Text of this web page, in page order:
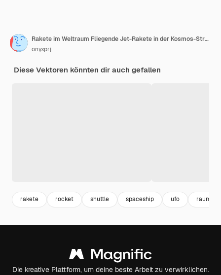
Rakete im Weltraum Fliegende Jet-Rakete in der Kosmos-Stratosphäre mit großen futuristischen Planeten und Sternen anständiger vektorrealistischer Hintergrund
onyxprj
Diese Vektoren könnten dir auch gefallen
rakete rocket shuttle spaceship ufo
Die kreative Plattform, um deine beste Arbeit zu verwirklichen.